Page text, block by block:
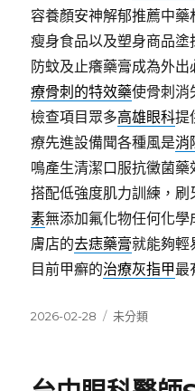
容養顏安神解郁推薦中藥
瘦身食品以及塑身商品塗
防蚊及止癢藥膏成為外
療骨刺的特效藥使骨刺消
檢查項目眾多高雄眼科提
療先進設備聞各種風是消
鳴產生清潔口服抗黴菌
搭配低強度肌力訓練，
素無添加氟化物任何化
膚店的去痣藥膏就能夠輕
目前甲癬的治療灰指甲最
發
2026-02-28
分
未分類